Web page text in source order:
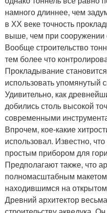
намного длиннее, чем
в ХХ веке точность
выше, чем при сооружении
Вообще строительство
тем более что
Прокладывание
использовать упомянутый
Удивительно, как
добились столь высокой
современными
Впрочем, кое-какие
использовал. Известно,
простым прибором для
Предполагают также, что
полномасштабным
находившимся на
Древний архитектор